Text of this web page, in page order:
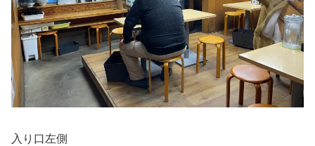
入り口左側